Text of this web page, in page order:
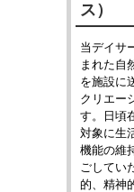
ス）
当デイサ
まれた自
を施設に
クリエー
す。日頃
対象に生
機能の維
ごしてい
的、精神